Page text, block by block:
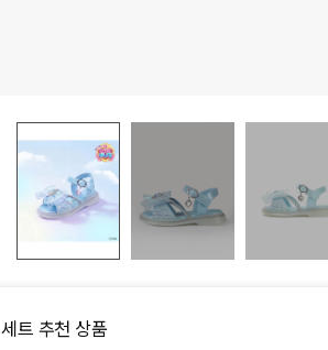
세트 추천 상품